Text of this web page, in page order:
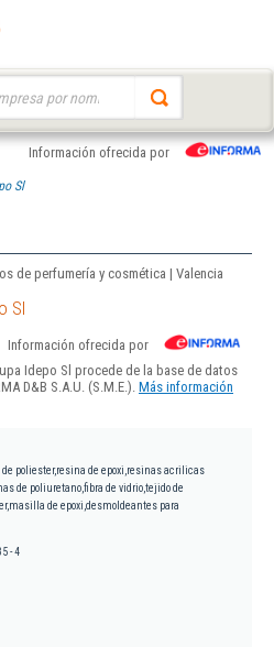
Información ofrecida por
Sl
de perfumería y cosmética | Valencia
Sl
Información ofrecida por
Idepo Sl procede de la base de datos
D&B S.A.U. (S.M.E.). Más información
poliester,resina de epoxi,resinas acrilicas
de poliuretano,fibra de vidrio,tejido de
de epoxi,desmoldeantes para
- 4